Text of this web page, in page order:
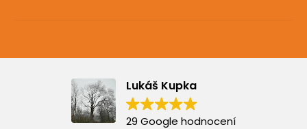
Lukáš Kupka
29 Google hodnocení